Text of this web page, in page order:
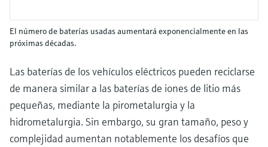
El número de baterías usadas aumentará exponencialmente en las
próximas décadas.
Las baterías de los vehículos eléctricos pueden reciclarse
de manera similar a las baterías de iones de litio más
pequeñas, mediante la pirometalurgia y la
hidrometalurgia. Sin embargo, su gran tamaño, peso y
complejidad aumentan notablemente los desafíos que